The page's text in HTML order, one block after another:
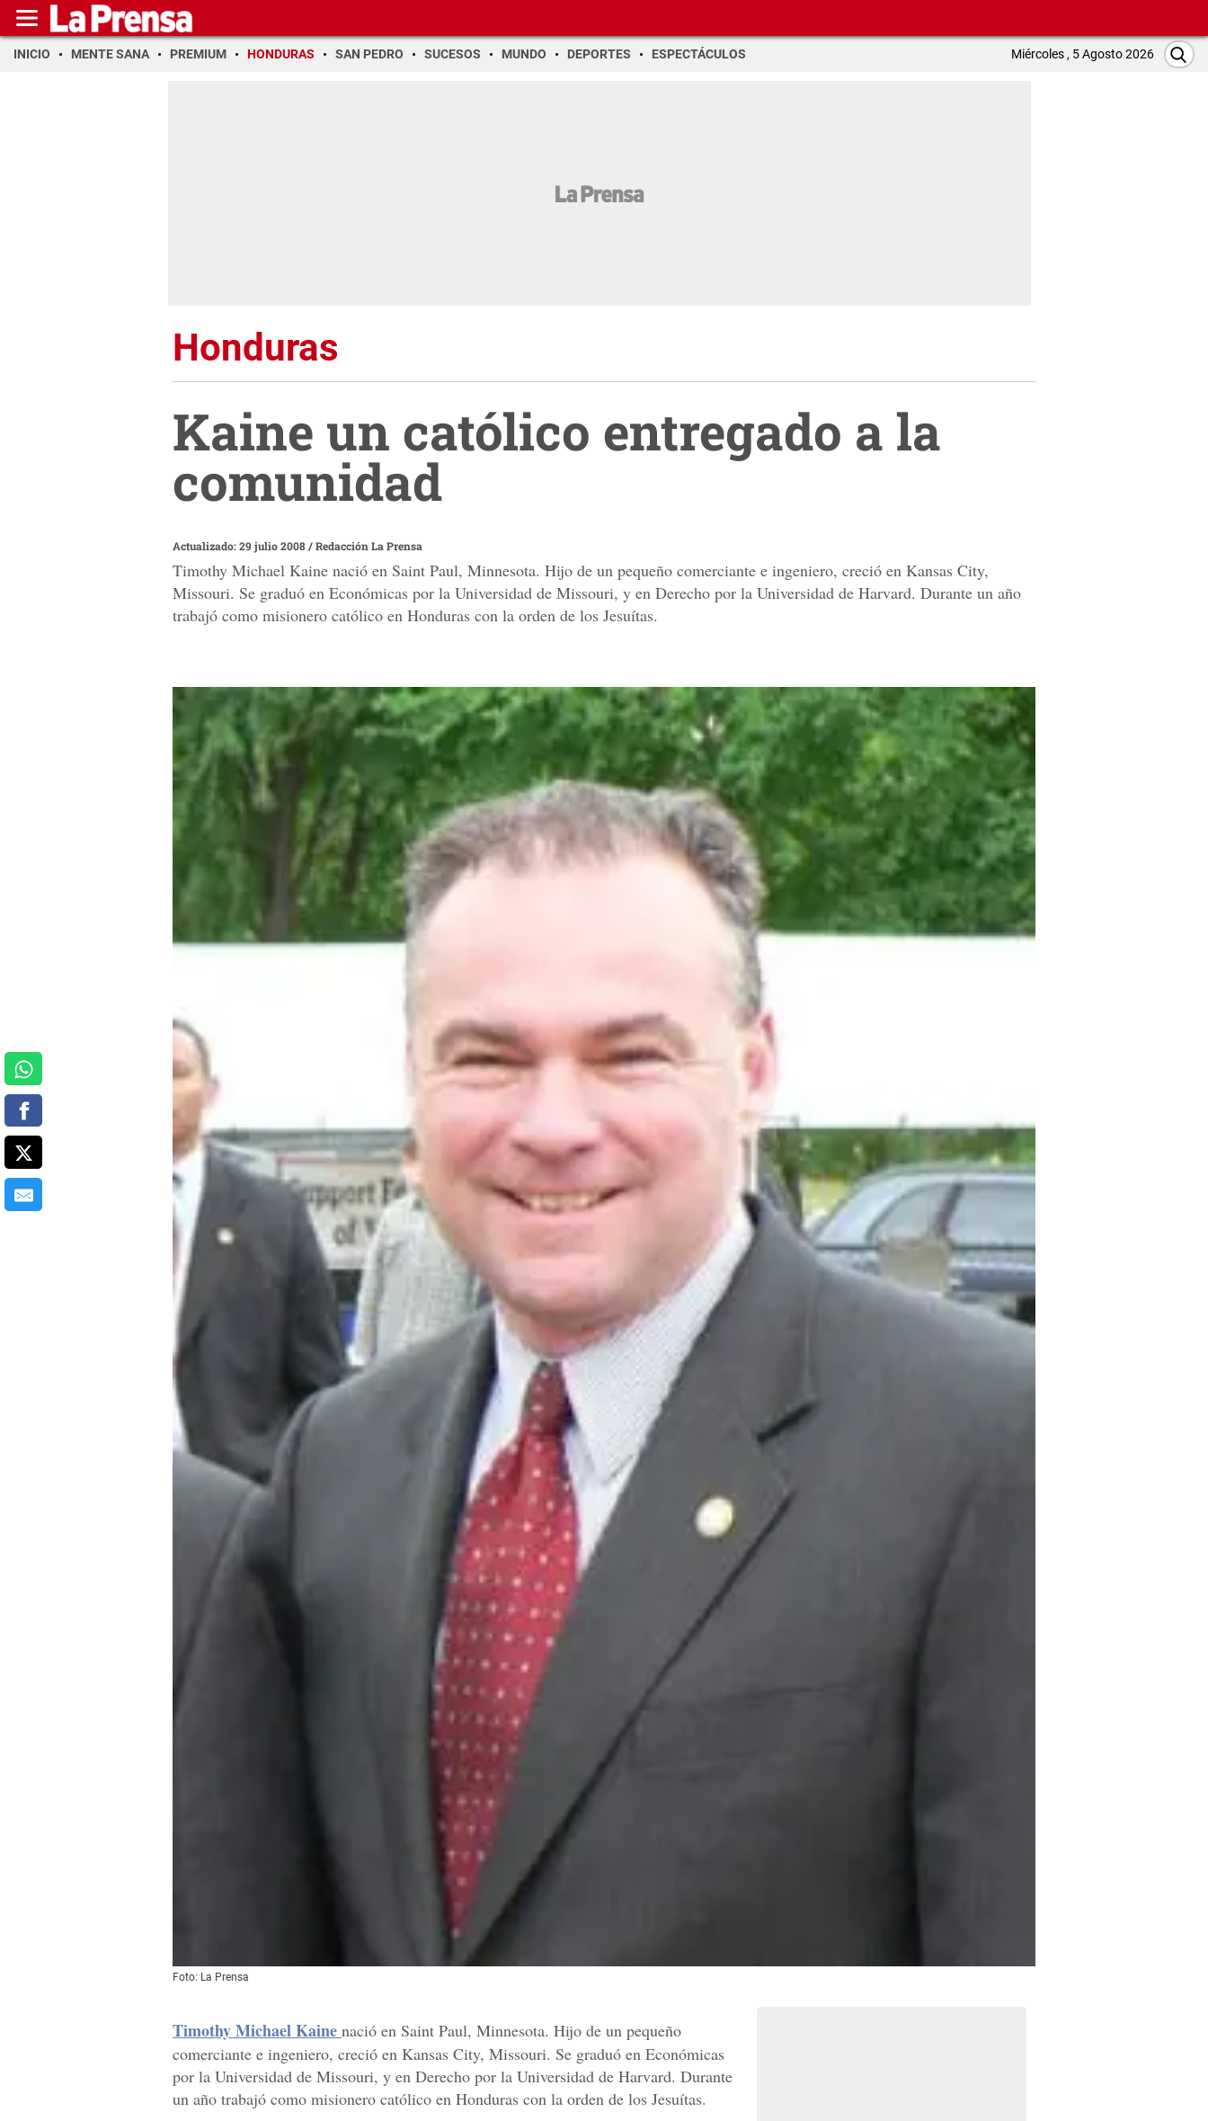
INICIO MENTE SANA PREMIUM HONDURAS SAN PEDRO SUCESOS MUNDO DEPORTES ESPECTÁCULOS Miércoles , 5 Agosto 2026
Honduras
Kaine un católico entregado a la
comunidad
Actualizado: 29 julio 2008/Redacción La Prensa
Timothy Michael Kaine nació en Saint Paul, Minnesota. Hijo de un pequeño comerciante e ingeniero, creció en Kansas City,
Missouri. Se graduó en Económicas por la Universidad de Missouri, y en Derecho por la Universidad de Harvard. Durante un año
trabajó como misionero católico en Honduras con la orden de los Jesuítas.
Foto: La Prensa
Timothy Michael Kaine nació en Saint Paul, Minnesota. Hijo de un pequeño
comerciante e ingeniero, creció en Kansas City, Missouri. Se graduó en Económicas
por la Universidad de Missouri, y en Derecho por la Universidad de Harvard. Durante
un año trabajó como misionero católico en Honduras con la orden de los Jesuítas.